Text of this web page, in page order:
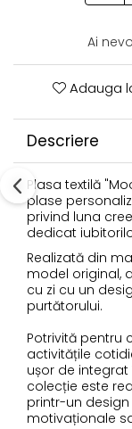
Ai
Adauga
Descriere
Plasa textilă
plase
privind luna
dedicat
Realizată din
model original,
cu zi cu un
purtătorului.
Potrivită pentru
activitățile
ușor de
colecție este
printr-un
motivaționale